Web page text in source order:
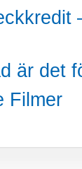
är det
Filmer